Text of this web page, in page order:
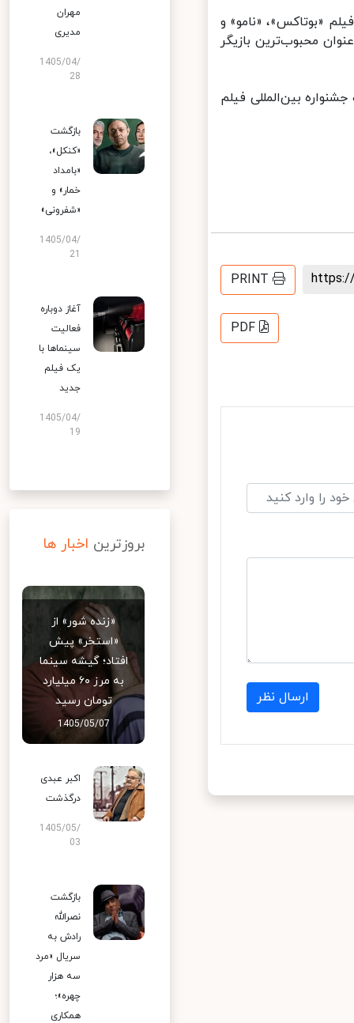
«بوتاکس»، «نامو» و
محبوب‌ترین بازیگر
بین‌المللی فیلم
PRINT
PDF
ارسال نظر
مهران
مدیری
1405/04/
28
بازگشت
«کنکل»،
«بامداد
خمار» و
«شفرونی»
1405/04/
آغاز دوباره
فعالیت
سینماها با
یک فیلم
جدید
1405/04/
19
بروزترین اخبار ها
«زنده شور» از
«استخر» پیش
افتاد؛ گیشه سینما
به مرز ۶۰ میلیارد
تومان رسید
1405/05/07
اکبر عبدی
درگذشت
1405/05/
03
بازگشت
نصرالله
رادش به
سریال «مرد
سه هزار
چهره»؛
همکاری